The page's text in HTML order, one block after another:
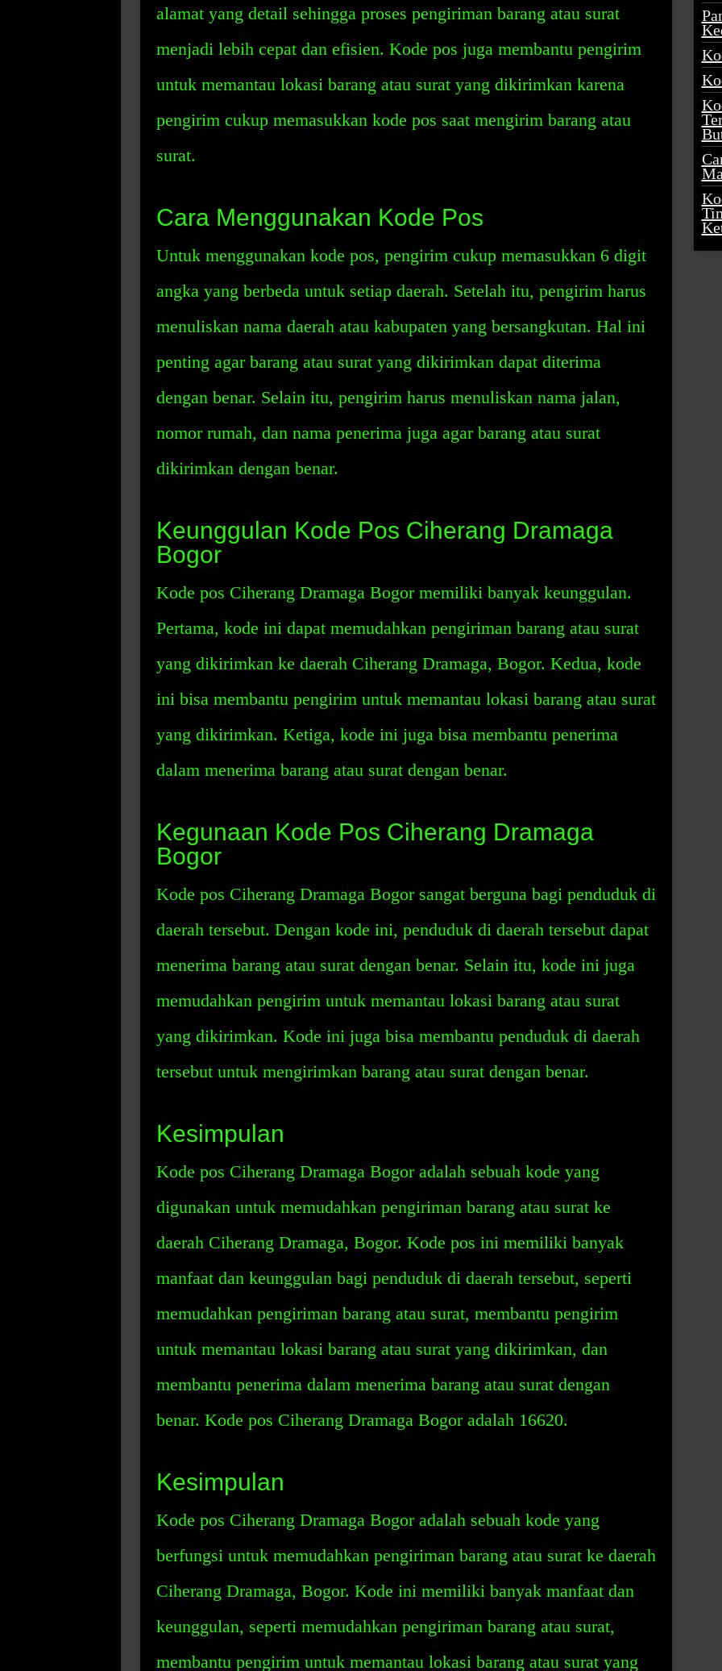
alamat yang detail sehingga proses pengiriman barang atau surat
menjadi lebih cepat dan efisien. Kode pos juga membantu pengirim
untuk memantau lokasi barang atau surat yang dikirimkan karena
pengirim cukup memasukkan kode pos saat mengirim barang atau
surat.
Cara Menggunakan Kode Pos
Untuk menggunakan kode pos, pengirim cukup memasukkan 6 digit
angka yang berbeda untuk setiap daerah. Setelah itu, pengirim harus
menuliskan nama daerah atau kabupaten yang bersangkutan. Hal ini
penting agar barang atau surat yang dikirimkan dapat diterima
dengan benar. Selain itu, pengirim harus menuliskan nama jalan,
nomor rumah, dan nama penerima juga agar barang atau surat
dikirimkan dengan benar.
Keunggulan Kode Pos Ciherang Dramaga
Bogor
Kode pos Ciherang Dramaga Bogor memiliki banyak keunggulan.
Pertama, kode ini dapat memudahkan pengiriman barang atau surat
yang dikirimkan ke daerah Ciherang Dramaga, Bogor. Kedua, kode
ini bisa membantu pengirim untuk memantau lokasi barang atau surat
yang dikirimkan. Ketiga, kode ini juga bisa membantu penerima
dalam menerima barang atau surat dengan benar.
Kegunaan Kode Pos Ciherang Dramaga
Bogor
Kode pos Ciherang Dramaga Bogor sangat berguna bagi penduduk di
daerah tersebut. Dengan kode ini, penduduk di daerah tersebut dapat
menerima barang atau surat dengan benar. Selain itu, kode ini juga
memudahkan pengirim untuk memantau lokasi barang atau surat
yang dikirimkan. Kode ini juga bisa membantu penduduk di daerah
tersebut untuk mengirimkan barang atau surat dengan benar.
Kesimpulan
Kode pos Ciherang Dramaga Bogor adalah sebuah kode yang
digunakan untuk memudahkan pengiriman barang atau surat ke
daerah Ciherang Dramaga, Bogor. Kode pos ini memiliki banyak
manfaat dan keunggulan bagi penduduk di daerah tersebut, seperti
memudahkan pengiriman barang atau surat, membantu pengirim
untuk memantau lokasi barang atau surat yang dikirimkan, dan
membantu penerima dalam menerima barang atau surat dengan
benar. Kode pos Ciherang Dramaga Bogor adalah 16620.
Kesimpulan
Kode pos Ciherang Dramaga Bogor adalah sebuah kode yang
berfungsi untuk memudahkan pengiriman barang atau surat ke daerah
Ciherang Dramaga, Bogor. Kode ini memiliki banyak manfaat dan
keunggulan, seperti memudahkan pengiriman barang atau surat,
membantu pengirim untuk memantau lokasi barang atau surat yang